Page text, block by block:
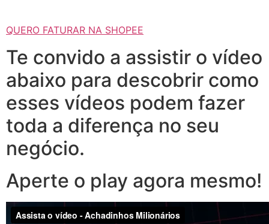
QUERO FATURAR NA SHOPEE
Te convido a assistir o vídeo
abaixo para descobrir como
esses vídeos podem fazer
toda a diferença no seu
negócio.
Aperte o play agora mesmo!